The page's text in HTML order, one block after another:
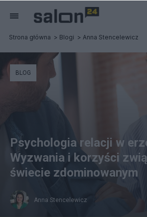
Strona główna Blogi Anna Stencelewicz
BLOG
Psychologia relacji w
Wyzwania i korzyści
świecie zdominowanym
Anna Stencelewicz